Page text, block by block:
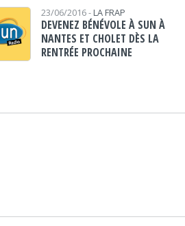
23/06/2016 - LA FRAP
DEVENEZ BÉNÉVOLE À SUN À
NANTES ET CHOLET DÈS LA
RENTRÉE PROCHAINE